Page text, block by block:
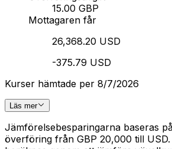
15.00 GBP
Mottagaren får
26,368.20 USD
-375.79 USD
Kurser hämtade per 8/7/2026
Läs mer
Jämförelsebesparingarna baseras
överföring från GBP 20,000 till